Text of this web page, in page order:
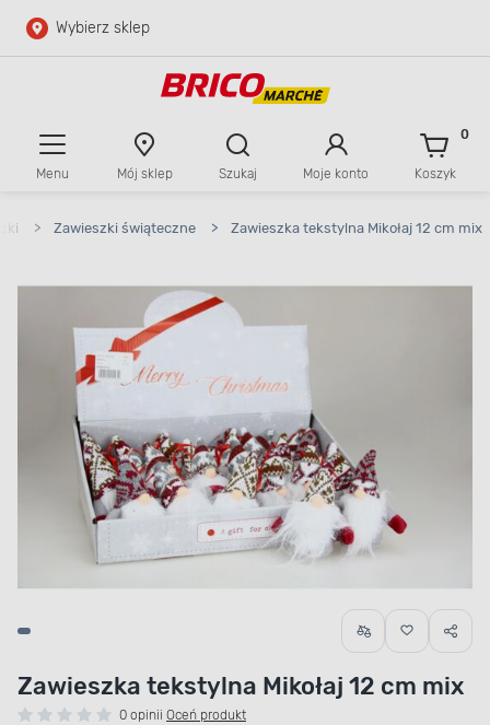
Przejdź do głównej zawartości
Wybierz sklep
Menu Mój sklep Szukaj Moje konto Koszyk
0
> Zawieszki świąteczne > Zawieszka tekstylna Mikołaj 12 cm mix
Zawieszka tekstylna Mikołaj 12 cm mix
0 opinii Oceń produkt